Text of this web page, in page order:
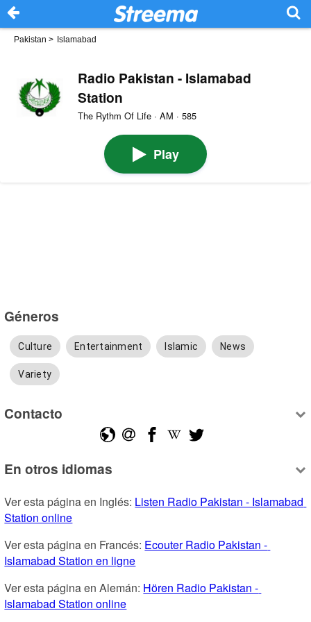
Pakistan > Islamabad
Radio Pakistan - Islamabad
Station
The Rythm Of Life · AM · 585
Play
Géneros
Culture Entertainment Islamic News
Variety
Contacto
En otros idiomas
Ver esta página en Inglés: Listen Radio Pakistan - Islamabad
Station online
Ver esta página en Francés: Ecouter Radio Pakistan -
Islamabad Station en ligne
Ver esta página en Alemán: Hören Radio Pakistan -
Islamabad Station online